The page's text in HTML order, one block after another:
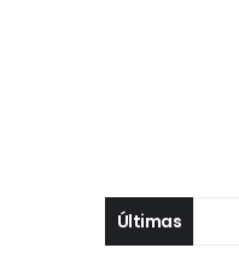
Últimas